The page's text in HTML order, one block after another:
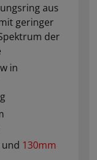
aus
geringer
der
in
und 130mm